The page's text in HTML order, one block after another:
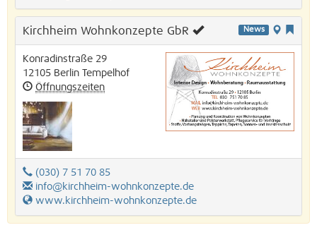
News
Kirchheim Wohnkonzepte GbR
Konradinstraße 29
12105 Berlin
Tempelhof
Öffnungszeiten
(030) 7 51 70 85
info@kirchheim-wohnkonzepte.de
www.kirchheim-wohnkonzepte.de